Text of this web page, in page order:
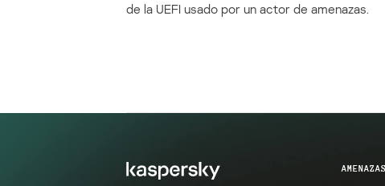
de la UEFI usado por un actor de amenazas.
AMENAZAS